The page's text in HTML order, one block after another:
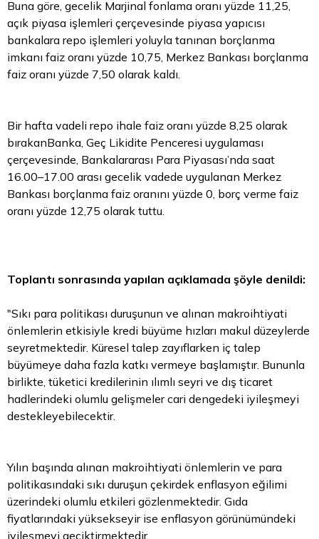
Buna göre, gecelik Marjinal fonlama oranı yüzde 11,25,
açık piyasa işlemleri çerçevesinde piyasa yapıcısı
bankalara repo işlemleri yoluyla tanınan borçlanma
imkanı faiz oranı yüzde 10,75, Merkez Bankası borçlanma
faiz oranı yüzde 7,50 olarak kaldı.
Bir hafta vadeli repo ihale faiz oranı yüzde 8,25 olarak
bırakanBanka, Geç Likidite Penceresi uygulaması
çerçevesinde, Bankalararası Para Piyasası’nda saat
16.00–17.00 arası gecelik vadede uygulanan Merkez
Bankası borçlanma faiz oranını yüzde 0, borç verme faiz
oranı yüzde 12,75 olarak tuttu.
Toplantı sonrasında yapılan açıklamada şöyle denildi:
"Sıkı para politikası duruşunun ve alınan makroihtiyati
önlemlerin etkisiyle kredi büyüme hızları makul düzeylerde
seyretmektedir. Küresel talep zayıflarken iç talep
büyümeye daha fazla katkı vermeye başlamıştır. Bununla
birlikte, tüketici kredilerinin ılımlı seyri ve dış ticaret
hadlerindeki olumlu gelişmeler cari dengedeki iyileşmeyi
destekleyebilecektir.
Yılın başında alınan makroihtiyati önlemlerin ve para
politikasındaki sıkı duruşun çekirdek enflasyon eğilimi
üzerindeki olumlu etkileri gözlenmektedir. Gıda
fiyatlarındaki yüksekseyir ise enflasyon görünümündeki
iyileşmeyi geciktirmektedir.